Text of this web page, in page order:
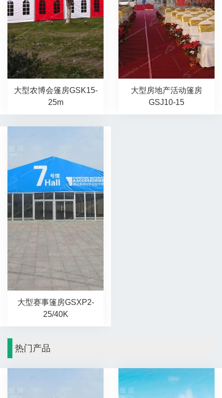
大型农博会篷房GSK15-
25m
大型房地产活动篷房
GSJ10-15
大型赛事篷房GSXP2-
25/40K
热门产品